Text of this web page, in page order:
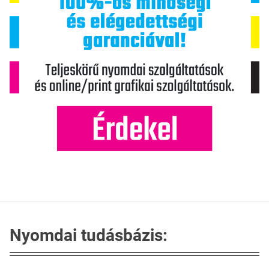
Nyomdai tudásbázis: